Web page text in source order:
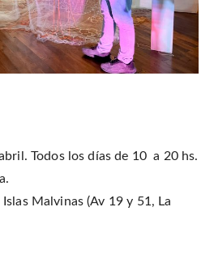
Todos los días de 10 a 20 hs.
Malvinas (Av 19 y 51, La